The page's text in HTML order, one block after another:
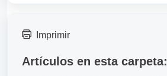
Imprimir
Artículos en esta carpeta: